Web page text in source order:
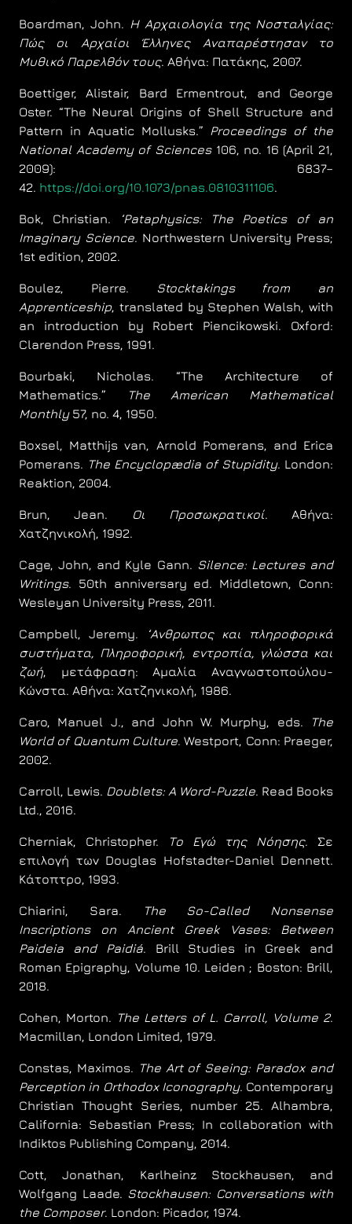
Boardman, John. Η Αρχαιολογία της Νοσταλγίας:
Πώς οι Αρχαίοι Έλληνες Αναπαρέστησαν το
Μυθικό Παρελθόν τους. Αθήνα: Πατάκης, 2007.
Boettiger, Alistair, Bard Ermentrout, and George
Oster. “The Neural Origins of Shell Structure and
Pattern in Aquatic Mollusks.” Proceedings of the
National Academy of Sciences106, no. 16 (April 21,
2009): 6837–
42. https://doi.org/10.1073/pnas.0810311106.
Bok, Christian.
‘Pataphysics: The Poetics of an
Imaginary Science. Northwestern University Press;
1st edition, 2002.
Boulez, Pierre.
Stocktakings from an
Apprenticeship, translated by Stephen Walsh, with
an introduction by Robert Piencikowski. Oxford:
Clarendon Press, 1991.
Bourbaki, Nicholas. “The Architecture of
Mathematics.”
The American Mathematical
Monthly57, no. 4, 1950.
Boxsel, Matthijs van, Arnold Pomerans, and Erica
Pomerans. The Encyclopædia of Stupidity. London:
Reaktion, 2004.
Brun, Jean. Οι Προσωκρατικοί. Aθήνα:
Χατζηνικολή, 1992.
Cage, John, and Kyle Gann. Silence: Lectures and
Writings. 50th anniversary ed. Middletown, Conn:
Wesleyan University Press, 2011.
Campbell, Jeremy.
‘Ανθρωπος και πληροφορικά
συστήματα, Πληροφορική, εντροπία, γλώσσα και
ζωή, μετάφραση: Αμαλία Αναγνωστοπούλου-
Κώνστα. Αθήνα: Χατζηνικολή, 1986.
Caro, Manuel J., and John W. Murphy, eds.
The
World of Quantum Culture. Westport, Conn: Praeger,
2002.
Carroll, Lewis. Doublets: A Word-Puzzle. Read Books
Ltd., 2016.
Cherniak, Christopher. Το Εγώ της Νόησης. Σε
επιλογή των Douglas Hofstadter-Daniel Dennett.
Κάτοπτρο, 1993.
Chiarini, Sara.
The So-Called Nonsense
Inscriptions on Ancient Greek Vases: Between
Paideia and Paidiá. Brill Studies in Greek and
Roman Epigraphy, Volume 10. Leiden ; Boston: Brill,
2018.
Cohen, Morton. The Letters of L. Carroll, Volume 2.
Macmillan, London Limited, 1979.
Constas, Maximos. The Art of Seeing: Paradox and
Perception in Orthodox Iconography. Contemporary
Christian Thought Series, number 25. Alhambra,
California: Sebastian Press; In collaboration with
Indiktos Publishing Company, 2014.
Cott, Jonathan, Karlheinz Stockhausen, and
Wolfgang Laade. Stockhausen: Conversations with
the Composer. London: Picador, 1974.